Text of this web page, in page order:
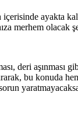
ayakta
merhem olacak
deri
bu konuda